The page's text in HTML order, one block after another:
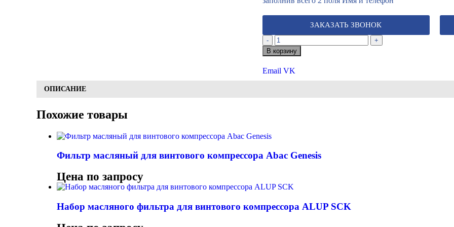
ЗАКАЗАТЬ ЗВОНОК
-
+
В корзину
Email VK
ОПИСАНИЕ
Похожие товары
Фильтр масляный для винтового компрессора Abac Genesis
Цена по запросу
Набор масляного фильтра для винтового компрессора ALUP SCK